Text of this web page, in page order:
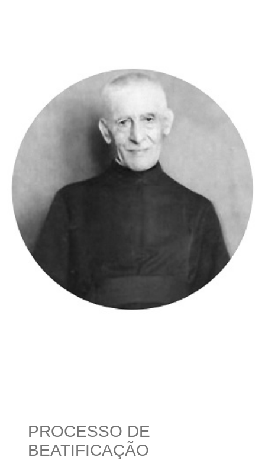
PROCESSO DE
BEATIFICAÇÃO